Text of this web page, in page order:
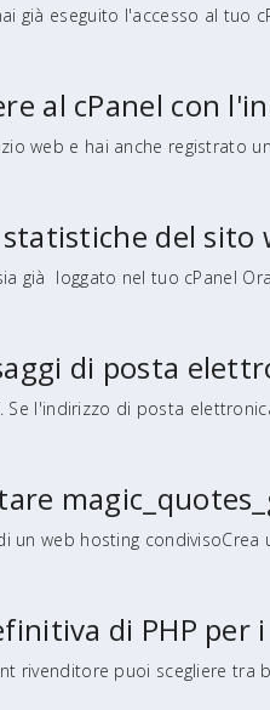
già eseguito l'accesso al tuo
al cPanel con
web e hai anche registrato
del sito
già loggato nel tuo cPanel
di posta
l'indirizzo di posta
un web hosting condivisoCrea
di PHP per
rivenditore puoi scegliere tra